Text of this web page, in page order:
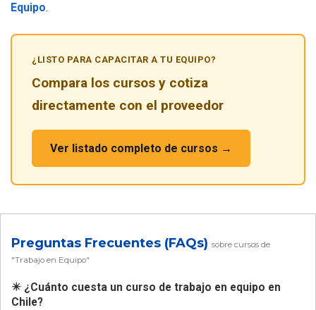
Equipo.
¿LISTO PARA CAPACITAR A TU EQUIPO?
Compara los cursos y cotiza
directamente con el proveedor
Ver listado completo de cursos →
Preguntas Frecuentes (FAQs) sobre cursos de
"Trabajo en Equipo"
✴️ ¿Cuánto cuesta un curso de trabajo en equipo en
Chile?